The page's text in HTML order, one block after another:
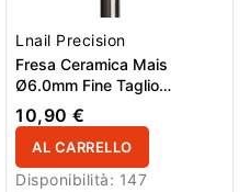
Lnail Precision
Fresa Ceramica Mais
Ø6.0mm Fine Taglio
Incrociato LL 14.5mm L/R
10,90 €
AL CARRELLO
Disponibilità: 147